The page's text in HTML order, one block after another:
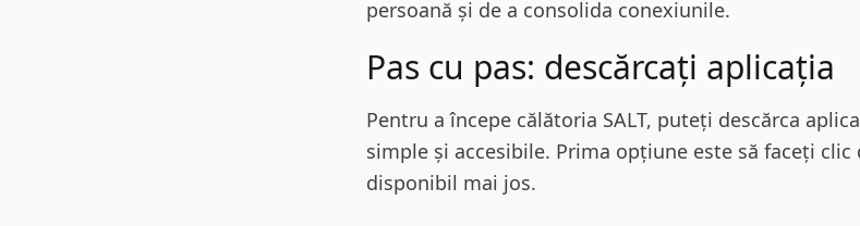
persoană și de a consolida conexiunile.
Pas cu pas: descărcați aplicația
Pentru a începe călătoria SALT, puteți descărca
simple și accesibile. Prima opțiune este să faceți
disponibil mai jos.